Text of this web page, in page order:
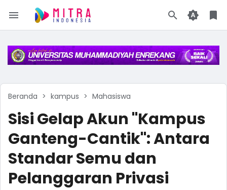
Beranda kampus Mahasiswa
Sisi Gelap Akun "Kampus
Ganteng-Cantik": Antara
Standar Semu dan
Pelanggaran Privasi